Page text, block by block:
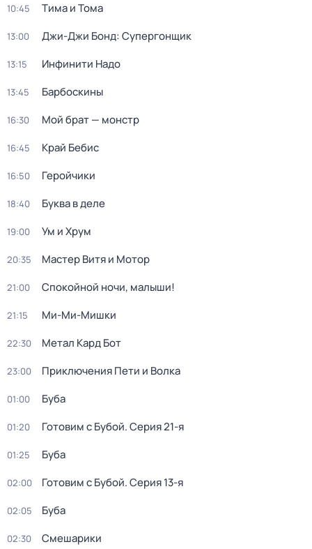
10:45 Тима и Тома
13:00 Джи-Джи Бонд: Супергонщик
13:15 Инфинити Надо
13:45 Барбоскины
16:30 Мой брат — монстр
16:45 Край Бебис
16:50 Геройчики
18:40 Буква в деле
19:00 Ум и Хрум
20:35 Мастер Витя и Мотор
21:00 Спокойной ночи, малыши!
21:15 Ми-Ми-Мишки
22:30 Метал Кард Бот
23:00 Приключения Пети и Волка
01:00 Буба
01:20 Готовим с Бубой. Серия 21-я
01:25 Буба
02:00 Готовим с Бубой. Серия 13-я
02:05 Буба
02:30 Смешарики